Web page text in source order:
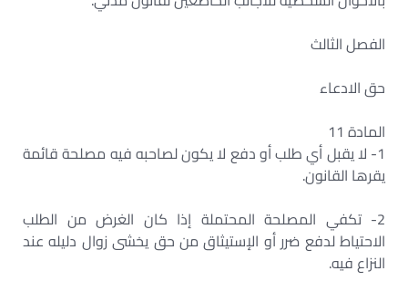
الفصل الثالث
حق الادعاء
المادة 11
1- لا يقبل أي طلب أو دفع لا يكون لصاحبه فيه مصلحة قائمة
يقرها القانون.
2- تكفي المصلحة المحتملة إذا كان الغرض من الطلب
الاحتياط لدفع ضرر أو الإستيثاق من حق يخشى زوال دليله عند
النزاع فيه.